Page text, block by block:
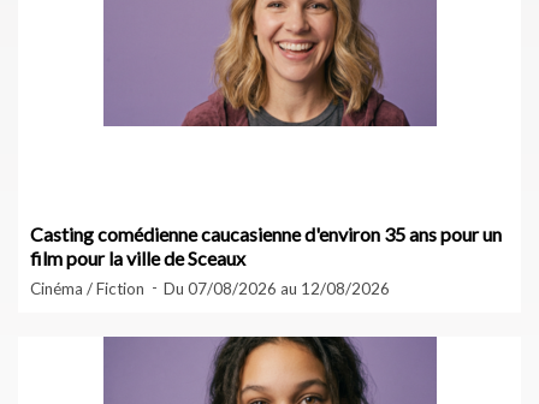
Casting comédienne caucasienne d'environ 35 ans pour un
film pour la ville de Sceaux
Cinéma / Fiction Du 07/08/2026 au 12/08/2026